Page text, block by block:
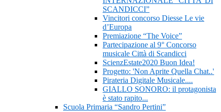
SCANDICCI”
Vincitori concorso Diesse Le vie
d’Europa
Premiazione “The Voice”
Partecipazione al 9° Concorso
musicale Città di Scandicci
ScienzEstate2020 Buon Idea!
Progetto: 'Non Aprite Quella Chat..'
Pirateria Digitale Musicale....
GIALLO SONORO: il protagonista
è stato rapito...
Scuola Primaria “Sandro Pertini”